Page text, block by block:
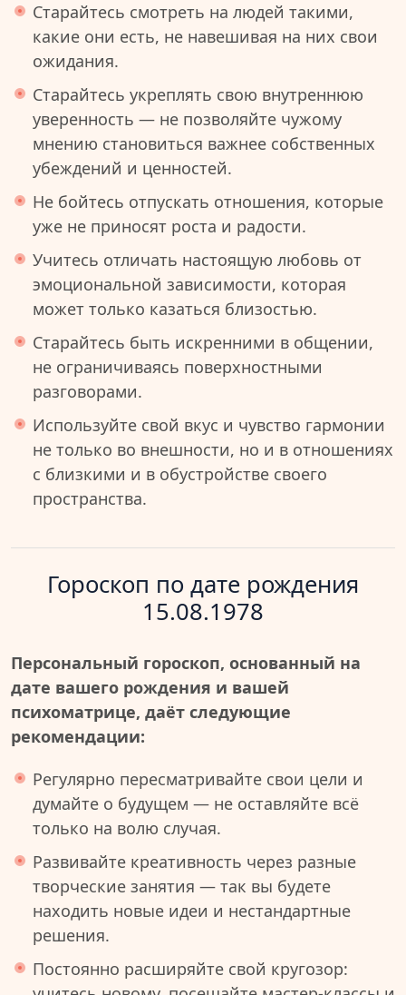
Старайтесь смотреть на людей такими,
какие они есть, не навешивая на них свои
ожидания.
Старайтесь укреплять свою внутреннюю
уверенность — не позволяйте чужому
мнению становиться важнее собственных
убеждений и ценностей.
Не бойтесь отпускать отношения, которые
уже не приносят роста и радости.
Учитесь отличать настоящую любовь от
эмоциональной зависимости, которая
может только казаться близостью.
Старайтесь быть искренними в общении,
не ограничиваясь поверхностными
разговорами.
Используйте свой вкус и чувство гармонии
не только во внешности, но и в отношениях
с близкими и в обустройстве своего
пространства.
Гороскоп по дате рождения
15.08.1978
Персональный гороскоп, основанный на
дате вашего рождения и вашей
психоматрице, даёт следующие
рекомендации:
Регулярно пересматривайте свои цели и
думайте о будущем — не оставляйте всё
только на волю случая.
Развивайте креативность через разные
творческие занятия — так вы будете
находить новые идеи и нестандартные
решения.
Постоянно расширяйте свой кругозор: